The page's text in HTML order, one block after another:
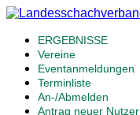
ERGEBNISSE
Vereine
Eventanmeldungen
Terminliste
An-/Abmelden
Antrag neuer Nutzer